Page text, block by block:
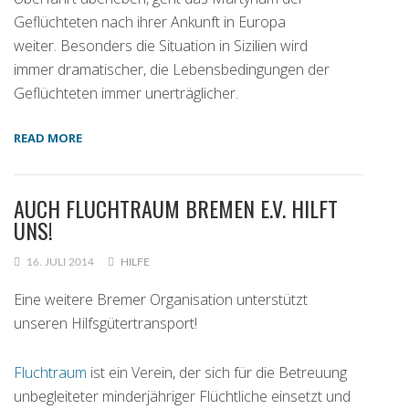
Geflüchteten nach ihrer Ankunft in Europa
weiter. Besonders die Situation in Sizilien wird
immer dramatischer, die Lebensbedingungen der
Geflüchteten immer unerträglicher.
READ MORE
AUCH FLUCHTRAUM BREMEN E.V. HILFT
UNS!
16. JULI 2014 HILFE
Eine weitere Bremer Organisation unterstützt
unseren Hilfsgütertransport!
Fluchtraum ist ein Verein, der sich für die Betreuung
unbegleiteter minderjähriger Flüchtliche einsetzt und